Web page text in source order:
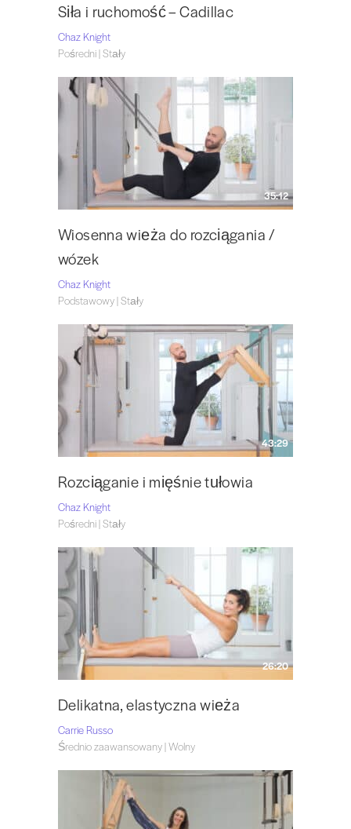
Siła i ruchomość – Cadillac
Chaz Knight
Pośredni | Stały
35:12
Wiosenna wieża do rozciągania /
wózek
Chaz Knight
Podstawowy | Stały
43:29
Rozciąganie i mięśnie tułowia
Chaz Knight
Pośredni | Stały
26:20
Delikatna, elastyczna wieża
Carrie Russo
Średnio zaawansowany | Wolny